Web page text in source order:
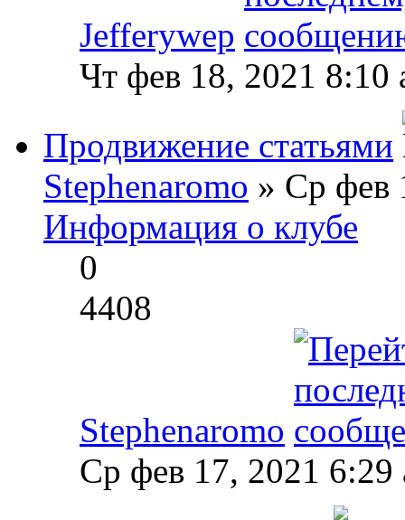
Jefferywep
Чт фев 18, 2021 8:10
Продвижение статьями
Stephenaromo » Ср фев
Информация о клубе
0
4408
Stephenaromo
Ср фев 17, 2021 6:29